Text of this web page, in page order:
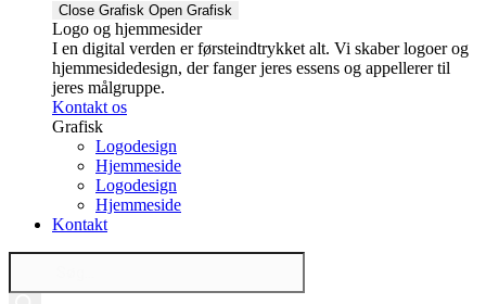
Close Grafisk Open Grafisk
Logo og hjemmesider
I en digital verden er førsteindtrykket alt. Vi skaber logoer og
hjemmesidedesign, der fanger jeres essens og appellerer til
jeres målgruppe.
Kontakt os
Grafisk
Logodesign
Hjemmeside
Logodesign
Hjemmeside
Kontakt
Products